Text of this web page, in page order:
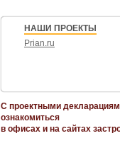
НАШИ ПРОЕКТЫ
Prian.ru
С проектными
ознакомиться
в офисах и на сайтах